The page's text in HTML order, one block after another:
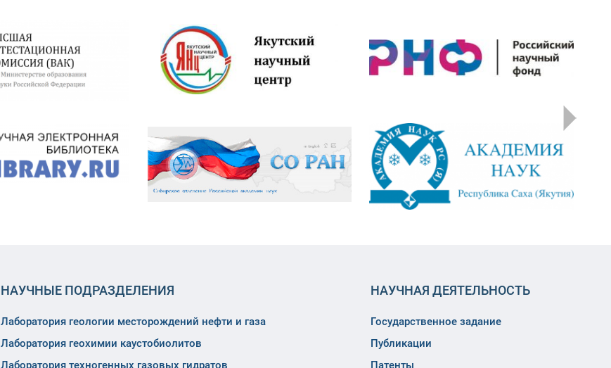
НАУЧНЫЕ ПОДРАЗДЕЛЕНИЯ
Лаборатория геологии месторождений нефти и газа
Лаборатория геохимии каустобиолитов
Лаборатория техногенных газовых гидратов
НАУЧНАЯ ДЕЯТЕЛЬНОСТЬ
Государственное задание
Публикации
Патенты